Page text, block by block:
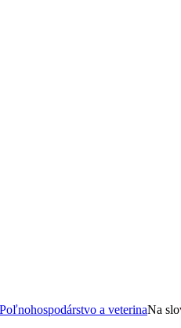
Poľnohospodárstvo a veterinaNa